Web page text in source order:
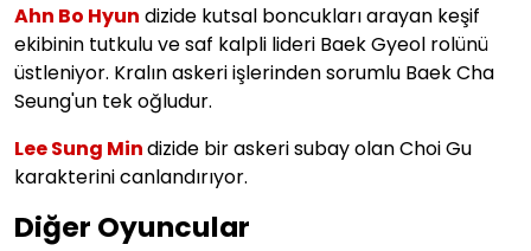
Ahn Bo Hyun dizide kutsal boncukları arayan keşif
ekibinin tutkulu ve saf kalpli lideri Baek Gyeol rolünü
üstleniyor. Kralın askeri işlerinden sorumlu Baek Cha
Seung'un tek oğludur.
Lee Sung Mindizide bir askeri subay olan Choi Gu
karakterini canlandırıyor.
Diğer Oyuncular